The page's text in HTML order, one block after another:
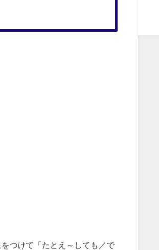
つけて「たとえ～しても／で